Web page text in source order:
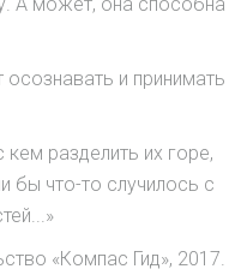
и принимать
кем разделить их горе,
бы что-то случилось с
«Компас Гид», 2017.